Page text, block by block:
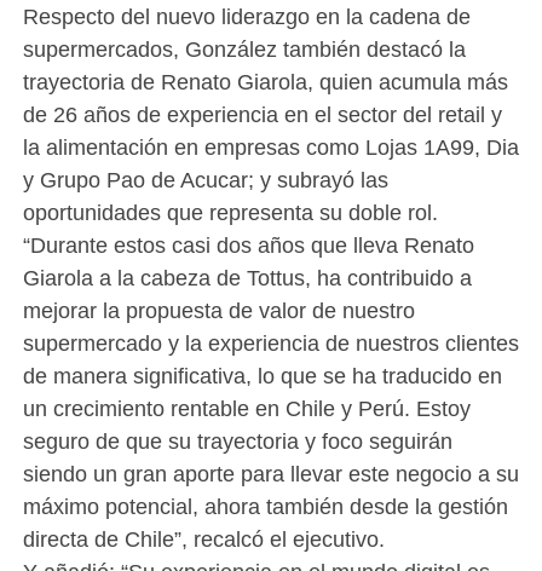
Respecto del nuevo liderazgo en la cadena de
supermercados, González también destacó la
trayectoria de Renato Giarola, quien acumula más
de 26 años de experiencia en el sector del retail y
la alimentación en empresas como Lojas 1A99, Dia
y Grupo Pao de Acucar; y subrayó las
oportunidades que representa su doble rol.
“Durante estos casi dos años que lleva Renato
Giarola a la cabeza de Tottus, ha contribuido a
mejorar la propuesta de valor de nuestro
supermercado y la experiencia de nuestros clientes
de manera significativa, lo que se ha traducido en
un crecimiento rentable en Chile y Perú. Estoy
seguro de que su trayectoria y foco seguirán
siendo un gran aporte para llevar este negocio a su
máximo potencial, ahora también desde la gestión
directa de Chile”, recalcó el ejecutivo.